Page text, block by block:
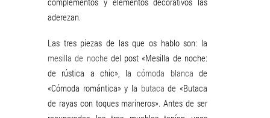
aderezan.
Las tres piezas de las que os hablo son: la
mesilla de noche del post «Mesilla de noche:
de rústica a chic», lacómoda blanca de
«Cómoda romántica» y la butaca de «Butaca
de rayas con toques marineros». Antes de ser